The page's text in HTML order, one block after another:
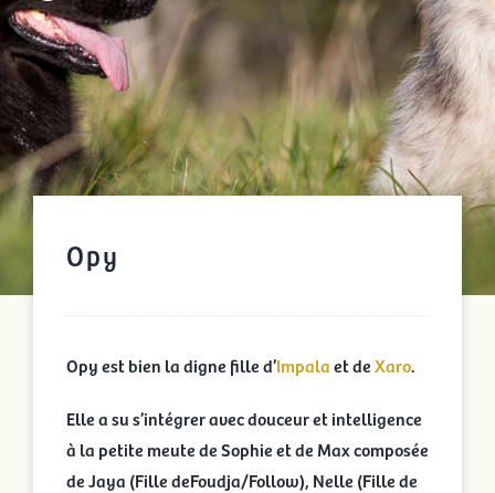
Opy
Opy est bien la digne fille d’Impalaet deXaro.
Elle a su s’intégrer avec douceur et intelligence
à la petite meute de Sophie et de Max composée
de Jaya (Fille deFoudja/Follow), Nelle (Fille de